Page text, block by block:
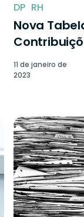
DP RH
Nova
11 de janeiro de
2023